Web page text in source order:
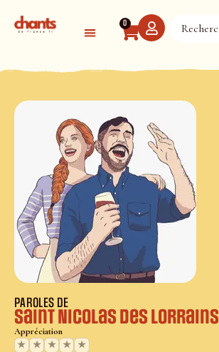
0
PAROLES DE
Saint Nicolas des Lorrains
Appréciation
★
★ ★ ★ ★